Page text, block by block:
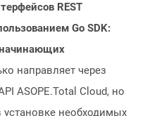
REST
Go SDK:
начинающих
направляет через
ASOPE.Total Cloud, но
установке необходимых